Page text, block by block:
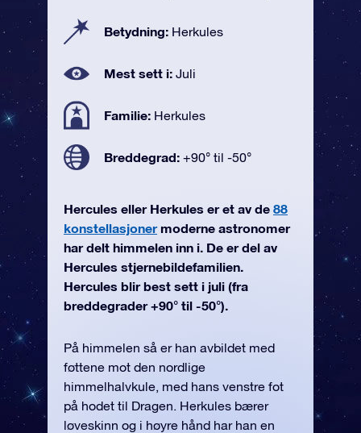
Betydning: Herkules
Mest sett i: Juli
Familie: Herkules
Breddegrad: +90° til -50°
Hercules eller Herkules er et av de 88
konstellasjonermoderne astronomer
har delt himmelen inn i. De er del av
Hercules stjernebildefamilien.
Hercules blir best sett i juli (fra
breddegrader +90° til -50°).
På himmelen så er han avbildet med
føttene mot den nordlige
himmelhalvkule, med hans venstre fot
på hodet til Dragen. Herkules bærer
løveskinn og i høyre hånd har han en